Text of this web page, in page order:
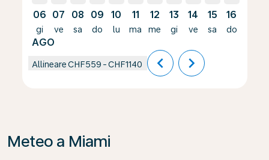
06
gi
AGO
07
ve
08
sa
09
do
10
lu
11
ma
12
me
13
gi
14
ve
15
sa
16
do
AllineareCHF559 -CHF1140 chevron_left chevron_right
Meteo a Miami